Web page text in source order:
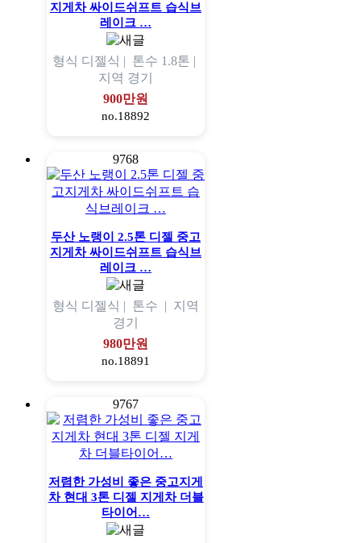
지게차 싸이드쉬프트 습식브
레이크 …
형식 디젤식 | 톤수 1.8톤 |
지역 경기
900만원
no.18892
9768
두산 노랭이 2.5톤 디젤 중고
지게차 싸이드쉬프트 습식브
레이크 …
형식 디젤식 | 톤수 | 지역
경기
980만원
no.18891
9767
저렴한 가성비 좋은 중고지게
차 현대 3톤 디젤 지게차 더블
타이어…